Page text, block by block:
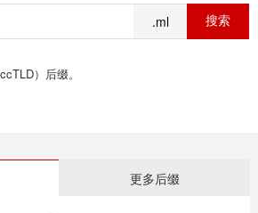
.ml
）后缀。
更多后缀